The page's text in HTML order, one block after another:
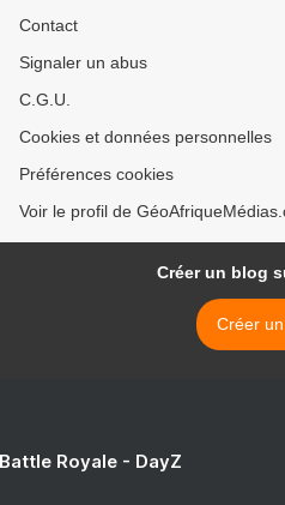
Contact
Signaler un abus
C.G.U.
Cookies et données personnelles
Préférences cookies
Voir le profil de
Créer un blog
Créer
Royale - DayZ